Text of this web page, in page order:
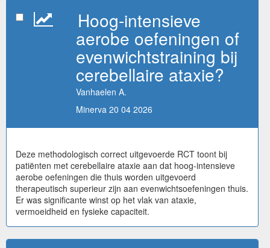
Hoog-intensieve
aerobe oefeningen of
evenwichtstraining bij
cerebellaire ataxie?
Vanhaelen A.
Minerva 20 04 2026
Deze methodologisch correct uitgevoerde RCT toont bij
patiënten met cerebellaire ataxie aan dat hoog-intensieve
aerobe oefeningen die thuis worden uitgevoerd
therapeutisch superieur zijn aan evenwichtsoefeningen thuis.
Er was significante winst op het vlak van ataxie,
vermoeidheid en fysieke capaciteit.